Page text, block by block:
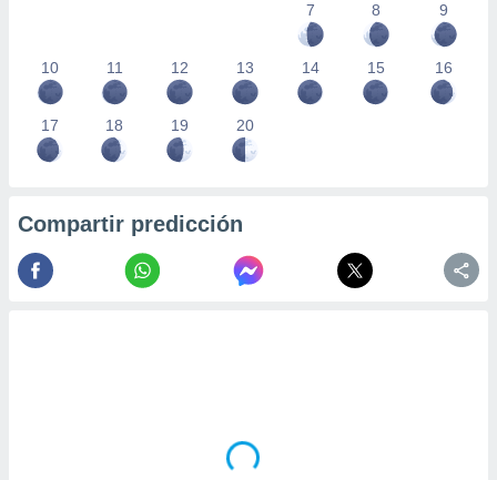
7
8 9
10 11 12 13 14 15 16
17 18 19 20
Compartir predicción